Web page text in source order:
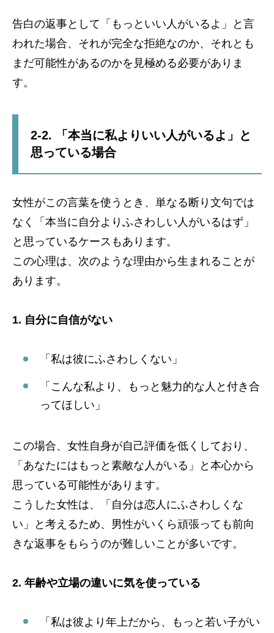
告白の返事として「もっといい人がいるよ」と言
われた場合、それが完全な拒絶なのか、それとも
まだ可能性があるのかを見極める必要がありま
す。
2-2. 「本当に私よりいい人がいるよ」と
思っている場合
女性がこの言葉を使うとき、単なる断り文句では
なく「本当に自分よりふさわしい人がいるはず」
と思っているケースもあります。
この心理は、次のような理由から生まれることが
あります。
1. 自分に自信がない
「私は彼にふさわしくない」
「こんな私より、もっと魅力的な人と付き合
ってほしい」
この場合、女性自身が自己評価を低くしており、
「あなたにはもっと素敵な人がいる」と本心から
思っている可能性があります。
こうした女性は、「自分は恋人にふさわしくな
い」と考えるため、男性がいくら頑張っても前向
きな返事をもらうのが難しいことが多いです。
2. 年齢や立場の違いに気を使っている
「私は彼より年上だから、もっと若い子がい